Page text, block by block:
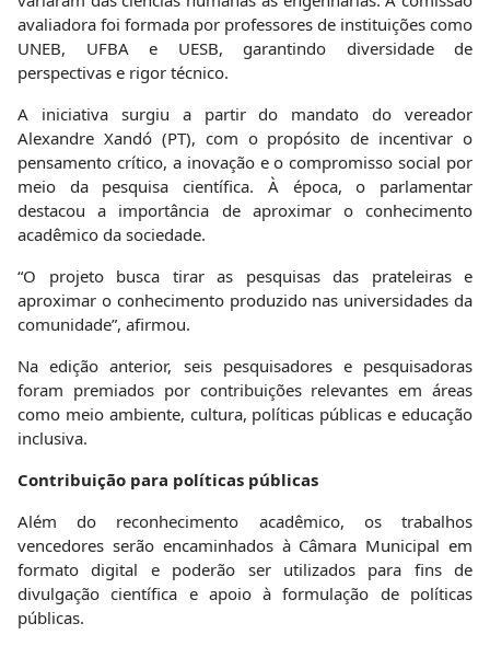
avaliadora foi formada por professores de instituições como
UNEB, UFBA e UESB, garantindo diversidade de
perspectivas e rigor técnico.
A iniciativa surgiu a partir do mandato do vereador
Alexandre Xandó (PT), com o propósito de incentivar o
pensamento crítico, a inovação e o compromisso social por
meio da pesquisa científica. À época, o parlamentar
destacou a importância de aproximar o conhecimento
acadêmico da sociedade.
“O projeto busca tirar as pesquisas das prateleiras e
aproximar o conhecimento produzido nas universidades da
comunidade”, afirmou.
Na edição anterior, seis pesquisadores e pesquisadoras
foram premiados por contribuições relevantes em áreas
como meio ambiente, cultura, políticas públicas e educação
inclusiva.
Contribuição para políticas públicas
Além do reconhecimento acadêmico, os trabalhos
vencedores serão encaminhados à Câmara Municipal em
formato digital e poderão ser utilizados para fins de
divulgação científica e apoio à formulação de políticas
públicas.